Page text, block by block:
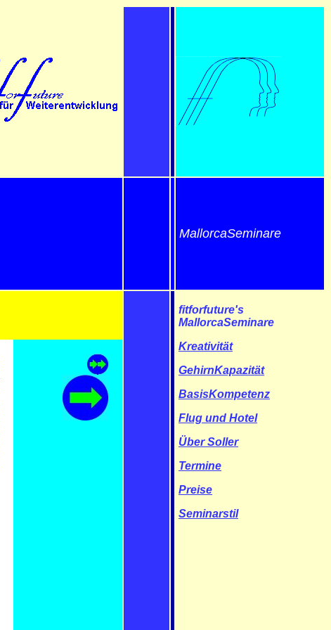
MallorcaSeminare
fitforfuture's
MallorcaSeminare
Kreativität
GehirnKapazität
BasisKompetenz
Flug und Hotel
Über Soller
Termine
Preise
Seminarstil